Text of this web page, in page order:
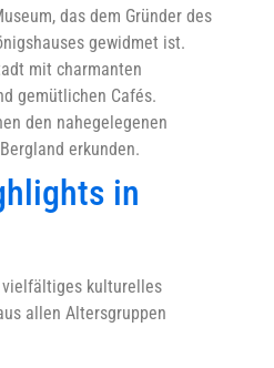
das dem Gründer des
gewidmet ist.
mit charmanten
gemütlichen Cafés.
den nahegelegenen
erkunden.
in
kulturelles
allen Altersgruppen